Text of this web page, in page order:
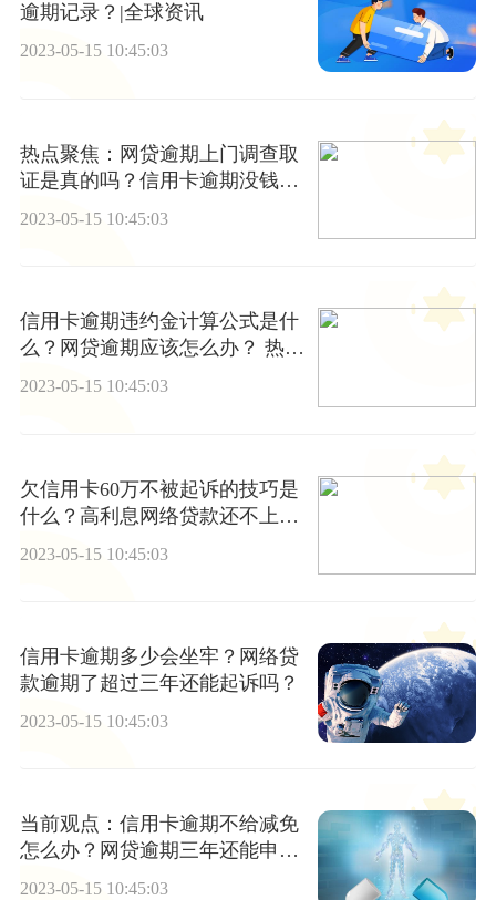
逾期记录？|全球资讯
2023-05-15 10:45:03
热点聚焦：网贷逾期上门调查取
证是真的吗？信用卡逾期没钱怎
2023-05-15 10:45:03
信用卡逾期违约金计算公式是什
么？网贷逾期应该怎么办？ 热资
讯
2023-05-15 10:45:03
欠信用卡60万不被起诉的技巧是
什么？高利息网络贷款还不上怎
2023-05-15 10:45:03
信用卡逾期多少会坐牢？网络贷
款逾期了超过三年还能起诉吗？
2023-05-15 10:45:03
当前观点：信用卡逾期不给减免
怎么办？网贷逾期三年还能申请
信用卡吗？
2023-05-15 10:45:03